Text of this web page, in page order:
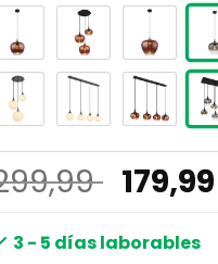
El
precio
original
179,99
3 - 5 días laborables